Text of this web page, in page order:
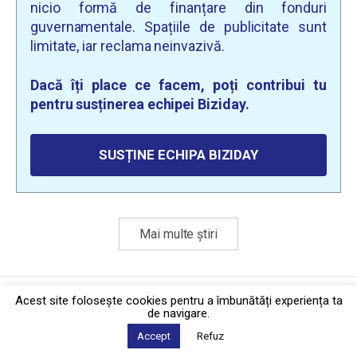
nicio formă de finanțare din fonduri
guvernamentale. Spațiile de publicitate sunt
limitate, iar reclama neinvazivă.
Dacă îți place ce facem, poți contribui tu
pentru susținerea echipei Biziday.
SUSȚINE ECHIPA BIZIDAY
Mai multe știri
Politica de confidențialitate·Contact
2026 © Biziday
Acest site foloseşte cookies pentru a îmbunătăți experiența ta
de navigare.
Accept Refuz